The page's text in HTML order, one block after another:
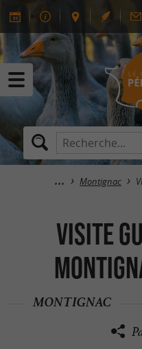
Montignac
Visite
MONTIGNAC